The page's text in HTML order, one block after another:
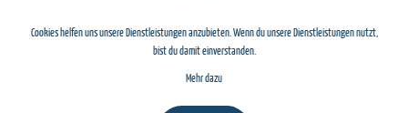
Registrierung
Cookies helfen uns unsere Dienstleistungen anzubieten. Wenn du unsere Dienstleistungen nutzt,
bist du damit einverstanden.
Mehr dazu